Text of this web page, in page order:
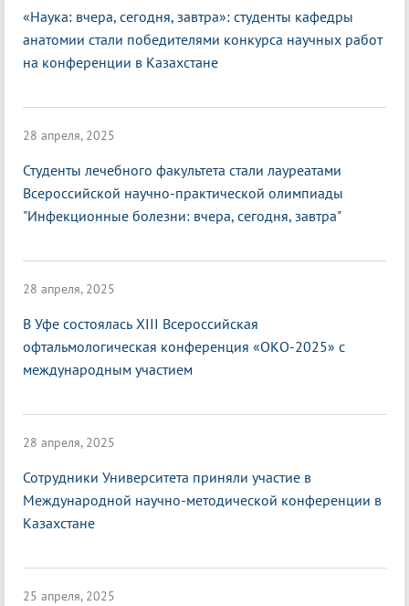
«Наука: вчера, сегодня, завтра»: студенты кафедры
анатомии стали победителями конкурса научных работ
на конференции в Казахстане
28 апреля, 2025
Студенты лечебного факультета стали лауреатами
Всероссийской научно-практической олимпиады
"Инфекционные болезни: вчера, сегодня, завтра"
28 апреля, 2025
В Уфе состоялась XIII Всероссийская
офтальмологическая конференция «ОКО-2025» с
международным участием
28 апреля, 2025
Сотрудники Университета приняли участие в
Международной научно-методической конференции в
Казахстане
25 апреля, 2025